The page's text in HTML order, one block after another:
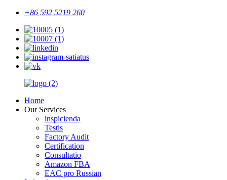
+86 592 5219 260
Home
Our Services
inspicienda
Testis
Factory Audit
Certification
Consultatio
Amazon FBA
EAC pro Russian